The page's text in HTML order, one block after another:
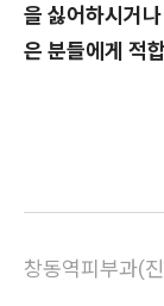
을 싫어하시거
은 분들에게 적
창동역피부과(